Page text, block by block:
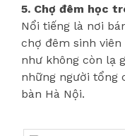
5. Chợ đêm học
Nổi tiếng là nơi
chợ đêm sinh viên
như không còn lạ
những người tổng
bàn Hà Nội.